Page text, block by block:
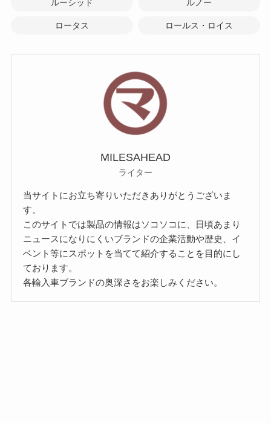
ルーシッド ルノー
ロータス ロールス・ロイス
MILESAHEAD
ライター
当サイトにお立ち寄りいただきありがとうございま
す。
このサイトでは製品の情報はソコソコに、日頃あまり
ニュースになりにくいブランドの企業活動や歴史、イ
ベント等にスポットを当てて紹介することを目的にし
ております。
各輸入車ブランドの奥深さをお楽しみください。